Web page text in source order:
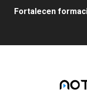
Fortalecen
Fundecem inició